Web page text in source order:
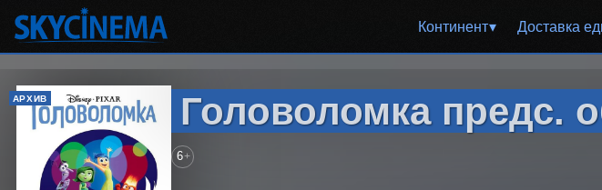
Континент Доставка
АРХИВ Головоломка предс.
6+